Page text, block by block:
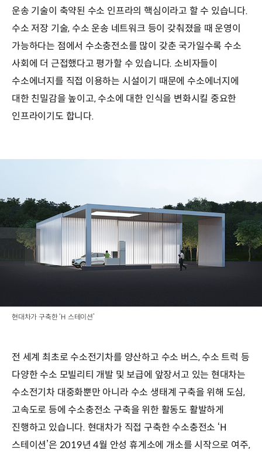
운송 기술이 축약된 수소 인프라의 핵심이라고 할 수 있습니다.
수소 저장 기술, 수소 운송 네트워크 등이 갖춰졌을 때 운영이
가능하다는 점에서 수소충전소를 많이 갖춘 국가일수록 수소
사회에 더 근접했다고 평가할 수 있습니다. 소비자들이
수소에너지를 직접 이용하는 시설이기 때문에 수소에너지에
대한 친밀감을 높이고, 수소에 대한 인식을 변화시킬 중요한
인프라이기도 합니다.
현대차가 구축한 ‘H 스테이션’
전 세계 최초로 수소전기차를 양산하고 수소 버스, 수소 트럭 등
다양한 수소 모빌리티 개발 및 보급에 앞장서고 있는 현대차는
수소전기차 대중화뿐만 아니라 수소 생태계 구축을 위해 도심,
고속도로 등에 수소충전소 구축을 위한 활동도 활발하게
진행하고 있습니다. 현대차가 직접 구축한 수소충전소 ‘H
스테이션’은 2019년 4월 안성 휴게소에 개소를 시작으로 여주,